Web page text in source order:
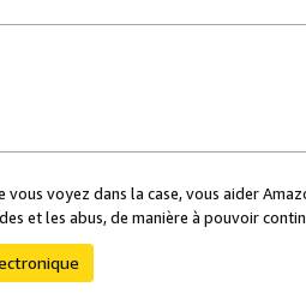
vous voyez dans la case, vous aider
et les abus, de manière à pouvoir